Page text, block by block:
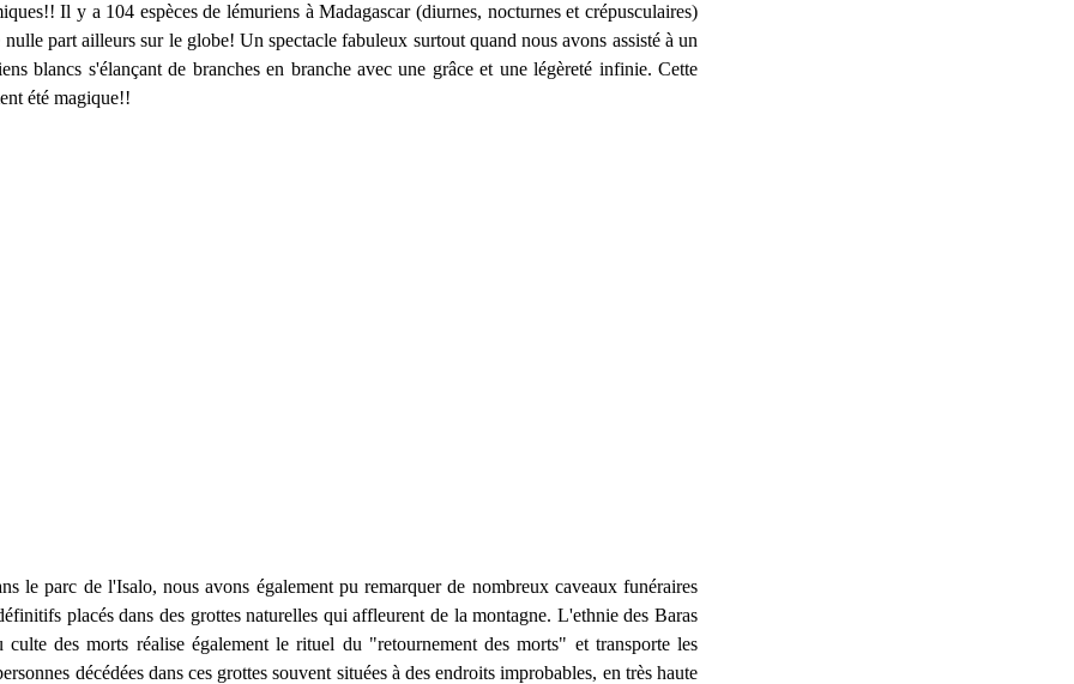
Il y a 104 espèces de lémuriens à Madagascar (diurnes, nocturnes et crépusculaires)
part ailleurs sur le globe! Un spectacle fabuleux surtout quand nous avons assisté à un
blancs s'élançant de branches en branche avec une grâce et une légèreté infinie. Cette
été magique!!
le parc de l'Isalo, nous avons également pu remarquer de nombreux caveaux funéraires
placés dans des grottes naturelles qui affleurent de la montagne. L'ethnie des Baras
culte des morts réalise également le rituel du "retournement des morts" et transporte les
décédées dans ces grottes souvent situées à des endroits improbables, en très haute